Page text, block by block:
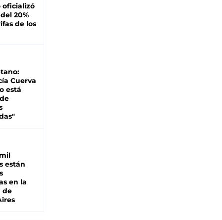
oficializó
20%
de los
Cuerva
está
están
en la
de